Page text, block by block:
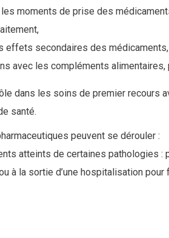
moments de prise des
effets secondaires des médicaments,
avec les compléments
dans les soins de premier
santé.
peuvent se dérouler :
atteints de certaines pathologies :
à la sortie d’une hospitalisation